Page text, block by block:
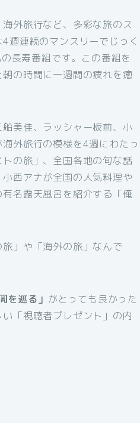
外旅行など、多彩な旅のス
週連続のマンスリーでじっく
長寿番組です。この番組を
の時間に一週間の疲れを癒
美佳、ラッシャー板前、小
外旅行の模様を4週にわたっ
の旅」、全国各地の旬な話
西アナが全国の人気料理や
名露天風呂を紹介する「俺
」や「海外の旅」なんで
を巡る 」 がとっても良かった
「視聴者プレゼント」の内